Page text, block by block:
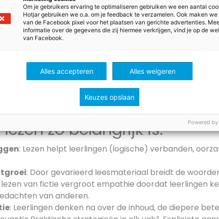
starten we met een
schrijven)?
beginnen met een vakoverstijgende focus op
belangrijkste voorspeller van schoolsucces en opent
kansen. PISA-, PIRLS- en OESO-onderzoeken
leren. Bij alle vakken moeten leerlingen immers
halen en bronnen interpreteren.
zo belangrijk is:
: Lezen helpt leerlingen (logische) verbanden,
: Door gevarieerd leesmateriaal breidt de
lezen van fictie vergroot empathie doordat leerlingen
van anderen.
: Leerlingen denken na over de inhoud, de diepere
Om je gebruikers ervaring te optimaliseren gebruiken we een aantal
Hotjar gebruiken we o.a. om je feedback te verzamelen. Ook maken
van de Facebook pixel voor het plaatsen van gerichte advertenties.
informatie over de gegevens die zij hiermee verkrijgen, vind je op de
van Facebook.
Alles accepteren Alles weigeren
Keuzes opslaan
Powered by